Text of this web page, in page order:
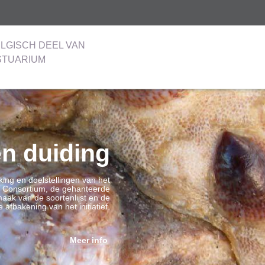
DEEL VAN
duiding
en doelstellingen van het
Consortium, de gehanteerde
van de soortenlijst en de
afbakening van het initiatief.
Meer info